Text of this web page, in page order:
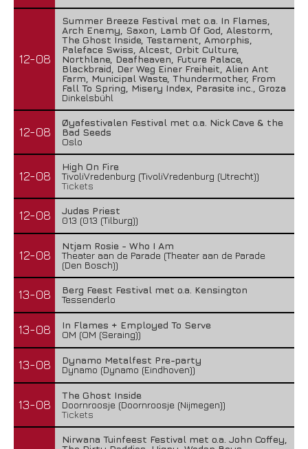
12-08
Summer Breeze Festival met o.a. In Flames,
Arch Enemy, Saxon, Lamb Of God, Alestorm,
The Ghost Inside, Testament, Amorphis,
Paleface Swiss, Alcest, Orbit Culture,
Northlane, Deafheaven, Future Palace,
Blackbraid, Der Weg Einer Freiheit, Alien Ant
Farm, Municipal Waste, Thundermother, From
Fall To Spring, Misery Index, Parasite inc., Groza
Dinkelsbühl
12-08
Øyafestivalen Festival met o.a. Nick Cave & the
Bad Seeds
Oslo
12-08
High On Fire
TivoliVredenburg (TivoliVredenburg (Utrecht))
Tickets
12-08
Judas Priest
013 (013 (Tilburg))
12-08
Ntjam Rosie - Who I Am
Theater aan de Parade (Theater aan de Parade
(Den Bosch))
13-08
Berg Feest Festival met o.a. Kensington
Tessenderlo
13-08
In Flames + Employed To Serve
OM (OM (Seraing))
13-08
Dynamo Metalfest Pre-party
Dynamo (Dynamo (Eindhoven))
13-08
The Ghost Inside
Doornroosje (Doornroosje (Nijmegen))
Tickets
Nirwana Tuinfeest Festival met o.a. John Coffey,